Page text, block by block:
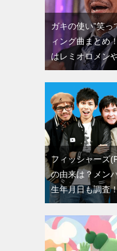
ガキの使い”笑
ィング曲まとめ
はレミオロメン
フィッシャーズ
の由来は？メン
生年月日も調査